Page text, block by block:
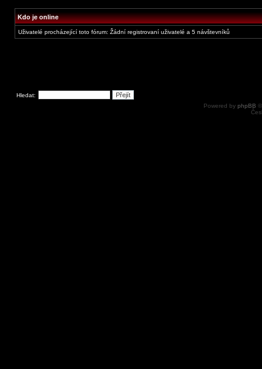
Kdo je online
Uživatelé procházející toto fórum: Žádní registrovaní uživatelé a 5 návštevníků
Hledat:
Powered by phpBB